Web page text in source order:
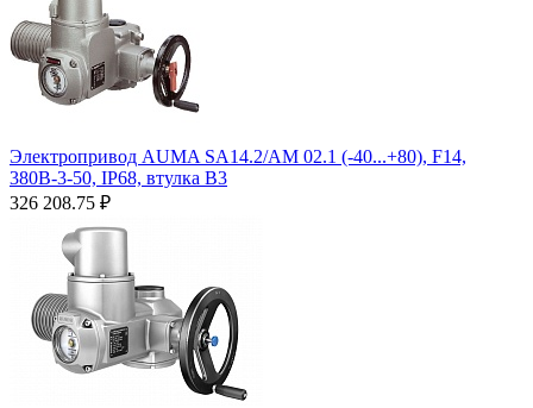
Электропривод AUMA SA14.2/AM 02.1 (-40...+80), F14,
380В-3-50, IP68, втулка В3
326 208.75 ₽